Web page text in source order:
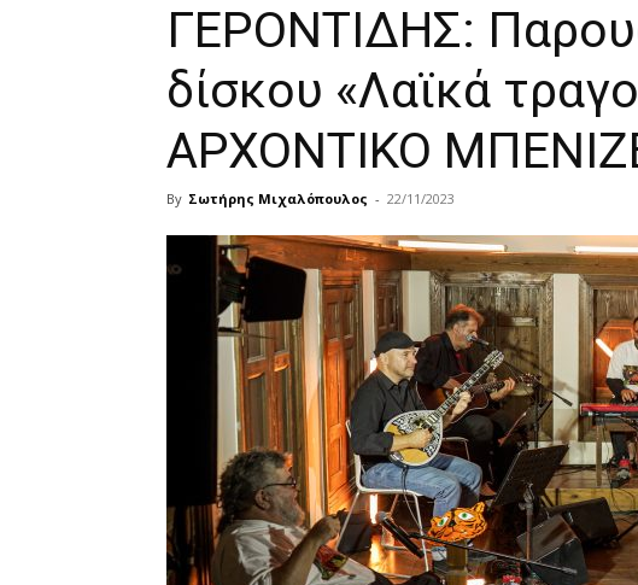
ΓΕΡΟΝΤΙΔΗΣ:
δίσκου «Λαϊκά
ΑΡΧΟΝΤΙΚΟ
By Σωτήρης Μιχαλόπουλος - 22/11/2023